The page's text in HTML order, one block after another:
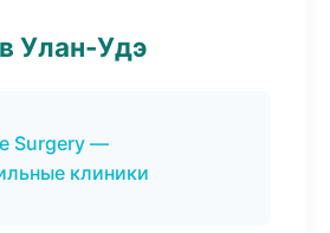
Улан-Удэ
Surgery —
клиники